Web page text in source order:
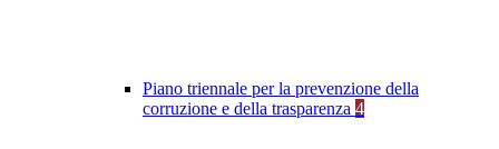
Piano triennale per la prevenzione della
corruzione e della trasparenza 4